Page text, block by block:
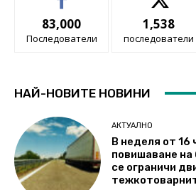
83,000
Последователи
1,538
последователи
НАЙ-НОВИТЕ НОВИНИ
АКТУАЛНО
В неделя от 16
повишаване
се ограничи